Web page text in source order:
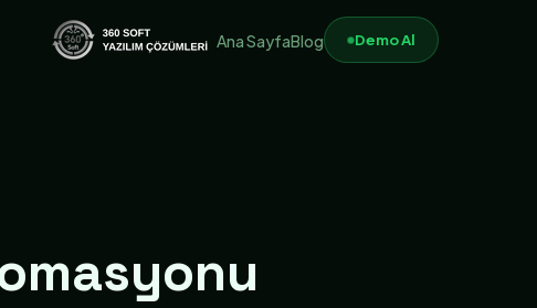
Ana SayfaBlog Demo Al